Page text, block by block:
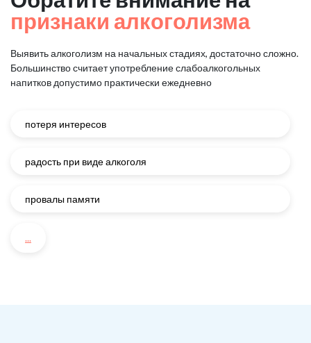
признаки алкоголизма
Выявить алкоголизм на начальных стадиях, достаточно сложно.
Большинство считает употребление слабоалкогольных
напитков допустимо практически ежедневно
потеря интересов
радость при виде алкоголя
провалы памяти
...